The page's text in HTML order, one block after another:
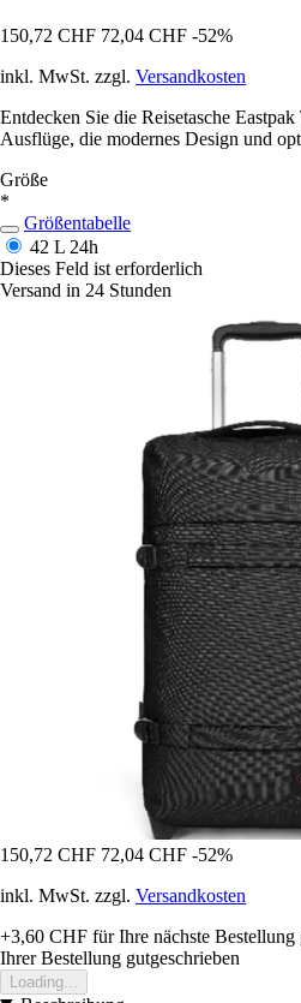
150,72 CHF 72,04 CHF -52%
inkl. MwSt. zzgl. Versandkosten
Entdecken Sie die Reisetasche
Ausflüge, die modernes Design und
Größe
*
Größentabelle
42 L 24h
Dieses Feld ist erforderlich
Versand in 24 Stunden
150,72 CHF 72,04 CHF -52%
inkl. MwSt. zzgl. Versandkosten
+3,60 CHF für Ihre nächste Bestellung
Ihrer Bestellung gutgeschrieben
Loading...